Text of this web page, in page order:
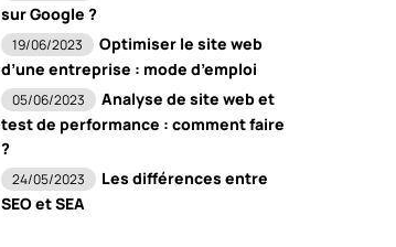
sur Google ?
19/06/2023
Optimiser le site web
d’une entreprise : mode d’emploi
05/06/2023
Analyse de site web et
test de performance : comment faire
?
24/05/2023
Les différences entre
SEO et SEA